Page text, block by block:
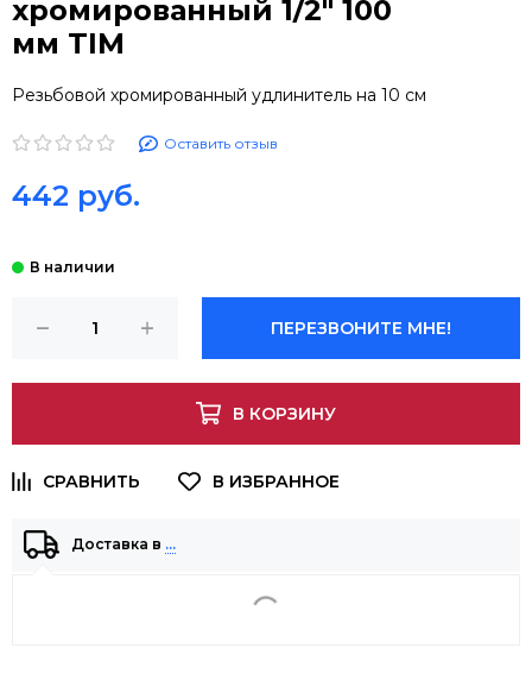
хромированный 1/2" 100
мм TIM
Резьбовой хромированный удлинитель на 10 см
Оставить отзыв
442 руб.
ПЕРЕЗВОНИТЕ МНЕ!
В КОРЗИНУ
Доставка в …